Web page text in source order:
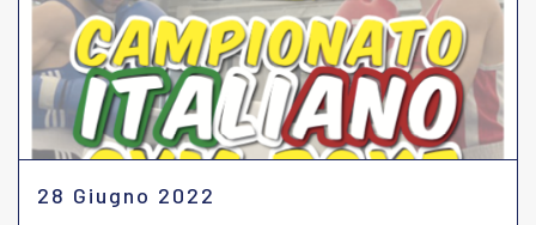
28 Giugno 2022